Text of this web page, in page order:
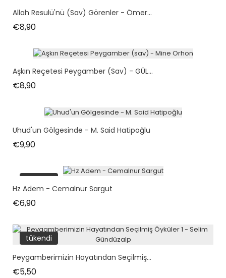
tükendi
Allah Resulü'nü (sav) Görenler - Ömer...
€8,90Fiyat
Aşkın Reçetesi Peygamber (sav) - GÜL...
€8,90Fiyat
Uhud'un Gölgesinde - M. Said Hatipoğlu
€9,90Fiyat
tükendi
Hz Adem - Cemalnur Sargut
€6,90Fiyat
tükendi
Peygamberimizin Hayatından Seçilmiş...
€5,50Fiyat